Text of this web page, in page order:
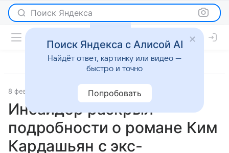
Поиск Яндекса
8 февраля 2024 Super.ru Светская жизнь
Инсайдер раскрыл
подробности о романе Ким
Кардашьян с экс-
Поиск Яндекса с Алисой AI
Найдёт ответ, картинку или видео —
быстро и точно
Попробовать